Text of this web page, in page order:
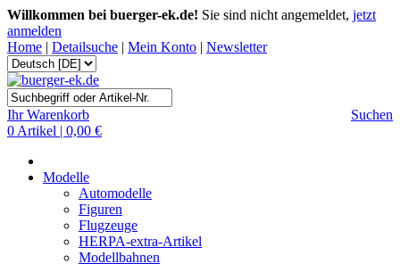
Willkommen bei buerger-ek.de! Sie sind nicht angemeldet, jetzt
anmelden
Home | Detailsuche | Mein Konto | Newsletter
Suchen
Ihr Warenkorb
0 Artikel | 0,00 €
Modelle
Automodelle
Figuren
Flugzeuge
HERPA-extra-Artikel
Modellbahnen